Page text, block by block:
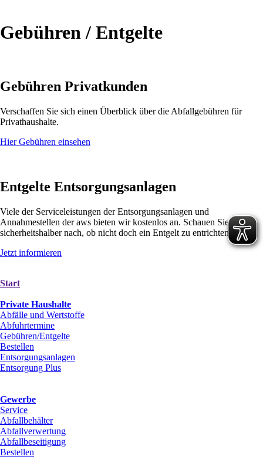
Gebühren / Entgelte
Gebühren Privatkunden
Verschaffen Sie sich einen Überblick über die Abfallgebühren für
Privathaushalte.
Hier Gebühren einsehen
Entgelte Entsorgungsanlagen
Viele der Serviceleistungen der Entsorgungsanlagen und
Annahmestellen der aws bieten wir kostenlos an. Schauen Sie aber
sicherheitshalber nach, ob nicht doch ein Entgelt zu entrichten ist.
Jetzt informieren
Start
Private Haushalte
Abfälle und Wertstoffe
Abfuhrtermine
Gebühren/Entgelte
Bestellen
Entsorgungsanlagen
Entsorgung Plus
Gewerbe
Service
Abfallbehälter
Abfallverwertung
Abfallbeseitigung
Bestellen